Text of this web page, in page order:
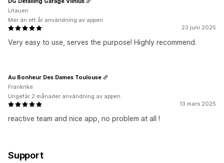
23 juni 2025
Very easy to use, serves the purpose! Highly recommend.
Litauen
Mer än ett år användning av appen
13 mars 2025
reactive team and nice app, no problem at all !
Au Bonheur Des Dames Toulouse
Frankrike
Ungefär 2 månader användning av appen
Support